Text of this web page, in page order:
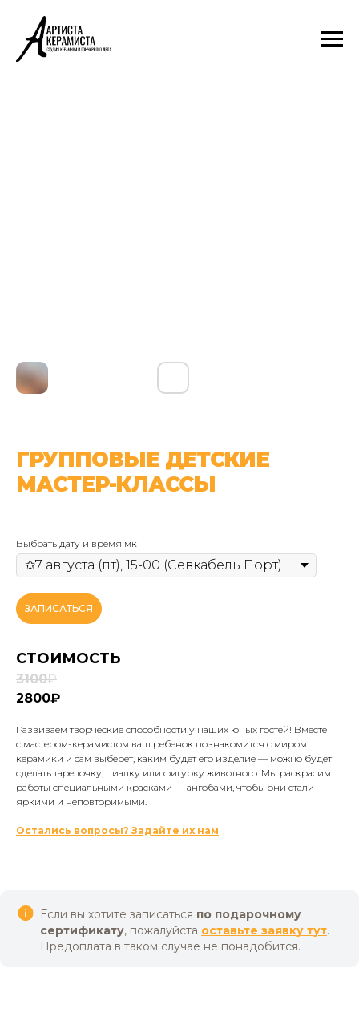
ГРУППОВЫЕ ДЕТСКИЕ
МАСТЕР-КЛАССЫ
Выбрать дату и время мк
ЗАПИСАТЬСЯ
СТОИМОСТЬ
3100₽
2800₽
Развиваем творческие способности у наших юных гостей! Вместе
с мастером-керамистом ваш ребенок познакомится с миром
керамики и сам выберет, каким будет его изделие — можно будет
сделать тарелочку, пиалку или фигурку животного. Мы раскрасим
работы специальными красками — ангобами, чтобы они стали
яркими и неповторимыми.
Остались вопросы? Задайте их нам
Если вы хотите записаться по подарочному
сертификату, пожалуйста оставьте заявку тут.
Предоплата в таком случае не понадобится.